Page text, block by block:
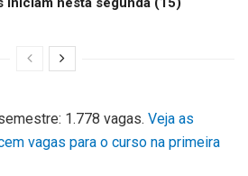
1.778 vagas. Veja as
vagas para o curso na primeira